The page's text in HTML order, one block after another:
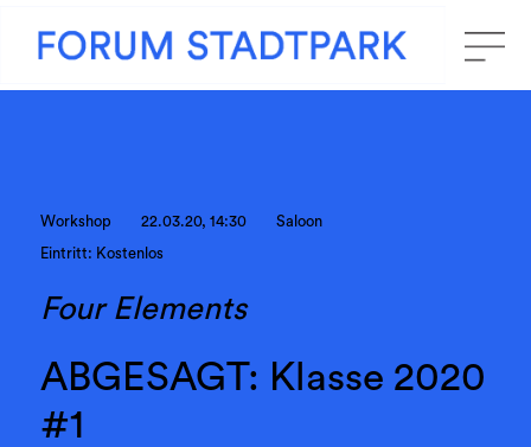
Workshop 22.03.20, 14:30 Saloon
Eintritt: Kostenlos
Four Elements
ABGESAGT: Klasse 2020
#1